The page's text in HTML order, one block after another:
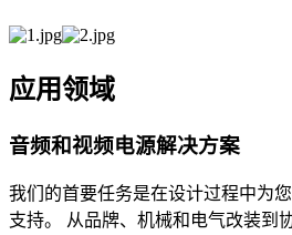
应用领域
音频和视频电源解决方案
我们的首要任务是在设计过程中为
支持。 从品牌、机械和电气改装到